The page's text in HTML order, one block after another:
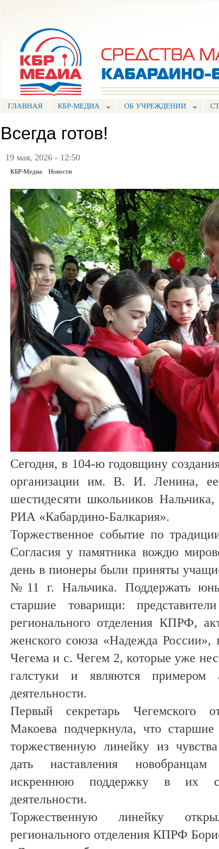
ГЛАВНАЯ КБР-МЕДИА ОБ УЧРЕЖДЕНИИ
Всегда готов!
19 мая, 2026 - 12:50
КБР-Медиа Новости
Сегодня, в 104-ю годовщину
организации им. В. И. Ленина,
шестидесяти школьников
РИА «Кабардино-Балкария».
Торжественное событие по
Согласия у памятника вождю
день в пионеры были приняты
№11 г. Нальчика. Поддержать
старшие товарищи:
регионального отделения КПРФ,
женского союза «Надежда России»,
Чегема и с. Чегем 2, которые уже
галстуки и являются примером
деятельности.
Первый секретарь Чегемского
Макоева подчеркнула, что
торжественную линейку из
дать наставления новобранцам
искреннюю поддержку в их
деятельности.
Торжественную линейку
регионального отделения КПРФ